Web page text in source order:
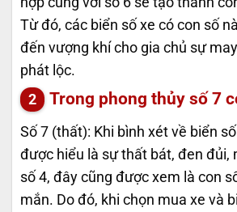
Từ đó, các biển số xe có con số
đến vượng khí cho gia chủ sự
phát lộc.
Trong phong thủy số 7
Số 7 (thất): Khi bình xét về biển
được hiểu là sự thất bát, đen đủi,
số 4, đây cũng được xem là con
mắn. Do đó, khi chọn mua xe và